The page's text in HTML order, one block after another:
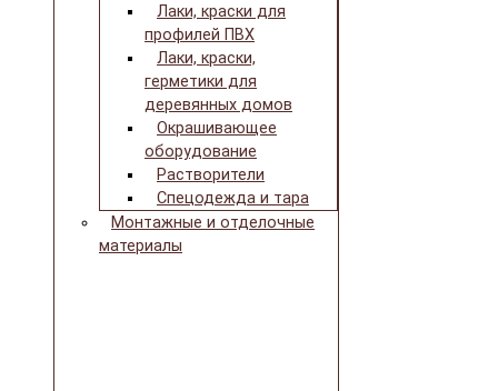
Лаки, краски для
профилей ПВХ
Лаки, краски,
герметики для
деревянных домов
Окрашивающее
оборудование
Растворители
Спецодежда и тара
Монтажные и отделочные
материалы